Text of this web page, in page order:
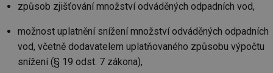
způsob zjišťování množství odváděných odpadních vod,
možnost uplatnění snížení množství odváděných odpadních
vod, včetně dodavatelem uplatňovaného způsobu výpočtu
snížení (§ 19 odst. 7 zákona),